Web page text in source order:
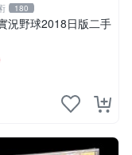
180
況野球2018日版二手